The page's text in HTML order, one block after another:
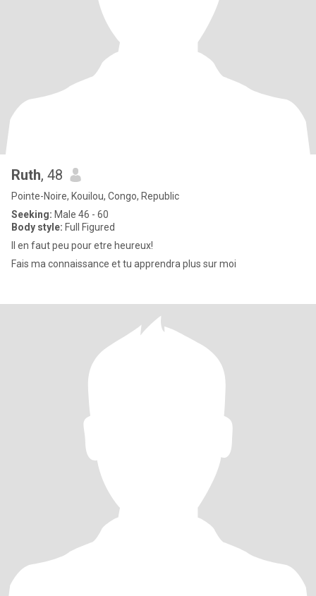
Ruth, 48
Pointe-Noire, Kouilou, Congo, Republic
Seeking: Male 46 - 60
Body style: Full Figured
Il en faut peu pour etre heureux!
Fais ma connaissance et tu apprendra plus sur moi